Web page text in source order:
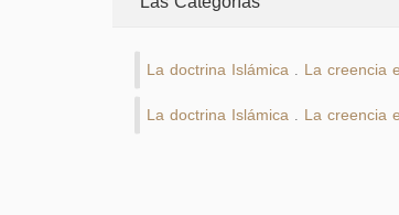
La doctrina Islámica La creencia
La doctrina Islámica La creencia